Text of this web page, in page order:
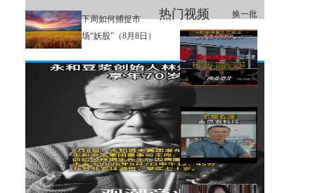
下周如何捕捉市
场“妖股”（8月8日）
热门视频 换一批
A股存储巨头江波龙定增大幅溢
价，网友直呼：机构亏麻了！
下周大盘分析和交易策略！